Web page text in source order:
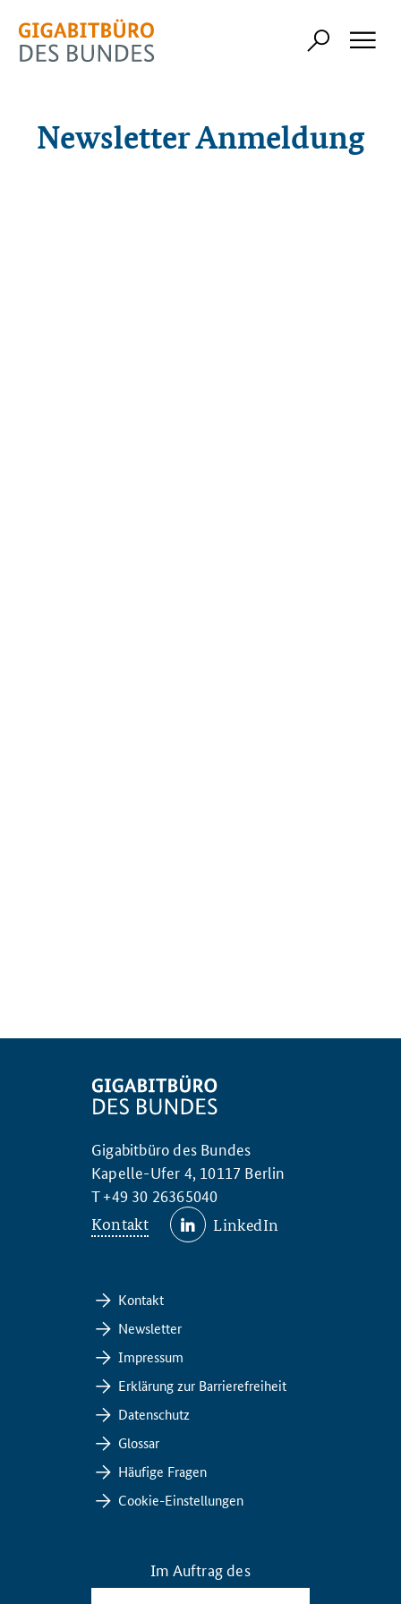
Newsletter Anmeldung
Gigabitbüro des Bundes
Kapelle-Ufer 4, 10117 Berlin
T +49 30 26365040
Kontakt LinkedIn
Kontakt
Newsletter
Impressum
Erklärung zur Barrierefreiheit
Datenschutz
Glossar
Häufige Fragen
Cookie-Einstellungen
Im Auftrag des